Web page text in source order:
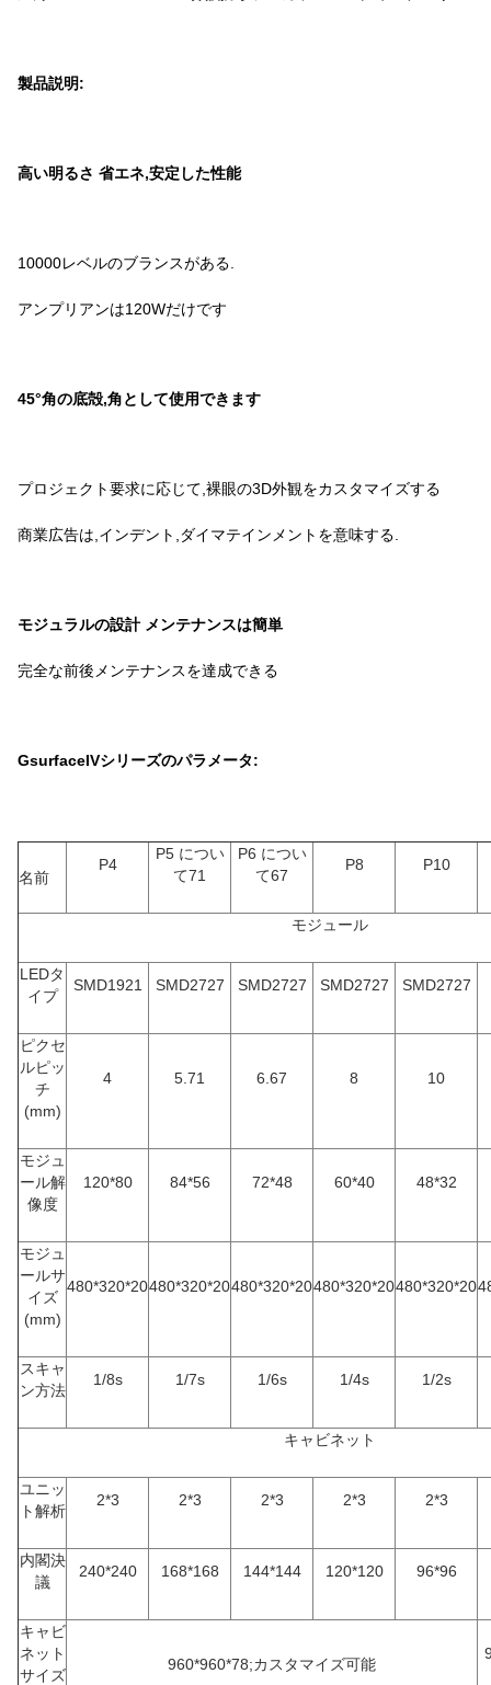
製品説明:
高い明るさ 省エネ,安定した性能
10000レベルのブランスがある.
アンプリアンは120Wだけです
45°角の底殻,角として使用できます
プロジェクト要求に応じて,裸眼の3D外観をカスタマイズする
商業広告は,インデント,ダイマテインメントを意味する.
モジュラルの設計 メンテナンスは簡単
完全な前後メンテナンスを達成できる
GsurfaceIVシリーズのパラメータ:
名前
P4
P5 につい
て71
P6 につい
て67
P8 P10
モジュール
LEDタ
イプ
SMD1921 SMD2727 SMD2727 SMD2727 SMD2727
ピクセ
ルピッ
チ
(mm)
4 5.71 6.67 8 10
モジュ
ール解
像度
120*80 84*56 72*48 60*40 48*32
モジュ
ールサ
イズ
(mm)
480*320*20480*320*20480*320*20480*320*20480*320*20
スキャ
ン方法
1/8s 1/7s 1/6s 1/4s 1/2s
キャビネット
ユニッ
ト解析
2*3 2*3 2*3 2*3 2*3
内閣決
議
240*240 168*168 144*144 120*120 96*96
キャビ
ネット
サイズ
960*960*78;カスタマイズ可能